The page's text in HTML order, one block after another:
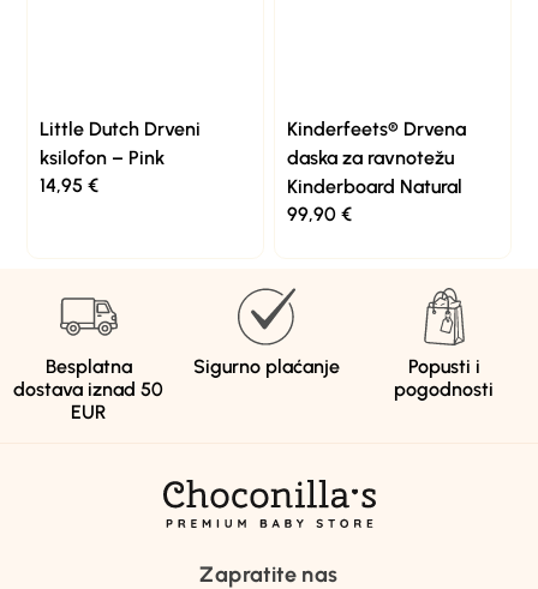
Little Dutch Drveni
ksilofon – Pink
14,95€
Kinderfeets® Drvena
daska za ravnotežu
Kinderboard Natural
99,90 €
Besplatna
dostava iznad 50
EUR
Sigurno plaćanje
Popusti i
pogodnosti
Zapratite nas